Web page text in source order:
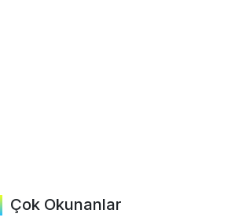
Çok Okunanlar